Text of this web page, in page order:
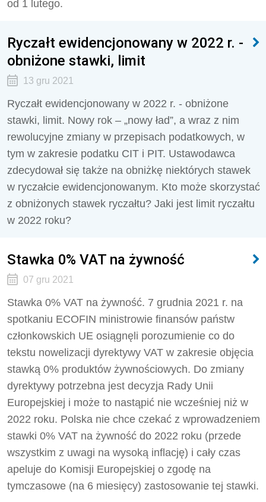
od 1 lutego.
Ryczałt ewidencjonowany w 2022 r. -
obniżone stawki, limit
13 gru 2021
Ryczałt ewidencjonowany w 2022 r. - obniżone
stawki, limit. Nowy rok – „nowy ład”, a wraz z nim
rewolucyjne zmiany w przepisach podatkowych, w
tym w zakresie podatku CIT i PIT. Ustawodawca
zdecydował się także na obniżkę niektórych stawek
w ryczałcie ewidencjonowanym. Kto może skorzystać
z obniżonych stawek ryczałtu? Jaki jest limit ryczałtu
w 2022 roku?
Stawka 0% VAT na żywność
07 gru 2021
Stawka 0% VAT na żywność. 7 grudnia 2021 r. na
spotkaniu ECOFIN ministrowie finansów państw
członkowskich UE osiągnęli porozumienie co do
tekstu nowelizacji dyrektywy VAT w zakresie objęcia
stawką 0% produktów żywnościowych. Do zmiany
dyrektywy potrzebna jest decyzja Rady Unii
Europejskiej i może to nastąpić nie wcześniej niż w
2022 roku. Polska nie chce czekać z wprowadzeniem
stawki 0% VAT na żywność do 2022 roku (przede
wszystkim z uwagi na wysoką inflację) i cały czas
apeluje do Komisji Europejskiej o zgodę na
tymczasowe (na 6 miesięcy) zastosowanie tej stawki.